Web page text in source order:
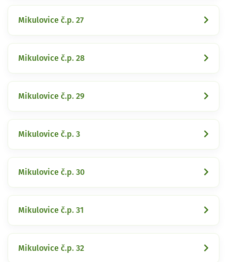
Mikulovice č.p. 27
Mikulovice č.p. 28
Mikulovice č.p. 29
Mikulovice č.p. 3
Mikulovice č.p. 30
Mikulovice č.p. 31
Mikulovice č.p. 32